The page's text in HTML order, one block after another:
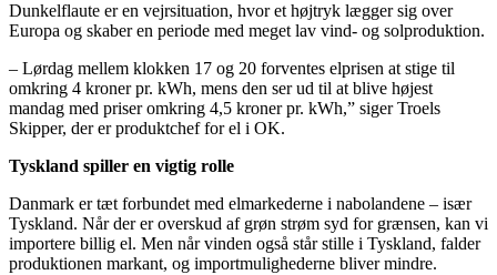
Dunkelflaute er en vejrsituation, hvor et højtryk lægger sig over
Europa og skaber en periode med meget lav vind- og solproduktion.
– Lørdag mellem klokken 17 og 20 forventes elprisen at stige til
omkring 4 kroner pr. kWh, mens den ser ud til at blive højest
mandag med priser omkring 4,5 kroner pr. kWh,” siger Troels
Skipper, der er produktchef for el i OK.
Tyskland spiller en vigtig rolle
Danmark er tæt forbundet med elmarkederne i nabolandene – især
Tyskland. Når der er overskud af grøn strøm syd for grænsen, kan vi
importere billig el. Men når vinden også står stille i Tyskland, falder
produktionen markant, og importmulighederne bliver mindre.